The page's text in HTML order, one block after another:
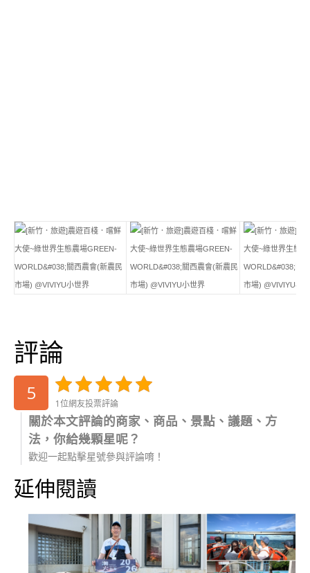
評論
5 1位網友投票評論
關於本文評論的商家、商品、景點、議題、方
法，你給幾顆星呢？
歡迎一起點擊星號參與評論唷！
延伸閱讀